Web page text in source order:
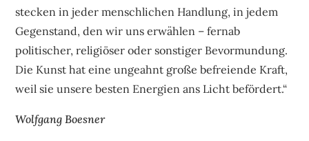
stecken in jeder menschlichen Handlung, in jedem
Gegenstand, den wir uns erwählen – fernab
politischer, religiöser oder sonstiger Bevormundung.
Die Kunst hat eine ungeahnt große befreiende Kraft,
weil sie unsere besten Energien ans Licht befördert.“
Wolfgang Boesner